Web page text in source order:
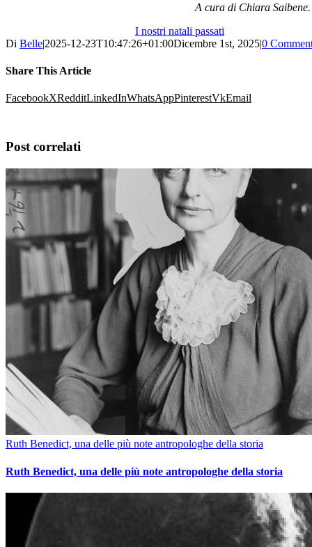
A cura di Chiara
I nostri natali passati
Di Belle|2025-12-23T10:47:26+01:00Dicembre 1st, 2025|0
Share This Article
FacebookXRedditLinkedInWhatsAppPinterestVkEmail
Post correlati
Ruth Benedict, una delle più note antropologhe della storia
Ruth Benedict, una delle più note antropologhe della storia